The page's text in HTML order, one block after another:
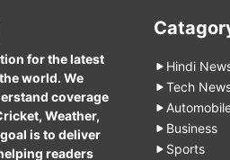
for the latest
world. We
coverage
Weather,
is to deliver
readers
Hindi
Tech
Business
Sports